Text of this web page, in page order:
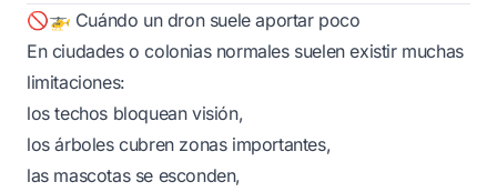
🚫🚁 Cuándo un dron suele aportar poco
En ciudades o colonias normales suelen existir muchas
limitaciones:
los techos bloquean visión,
los árboles cubren zonas importantes,
las mascotas se esconden,